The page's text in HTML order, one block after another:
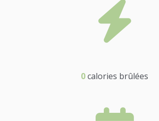
0calories brûlées